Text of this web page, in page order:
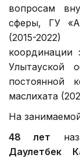
вопросам
сферы, ГУ
(2015-
координации
Улытауской
постоянной
маслихата
На
48 лет
Даулетбек